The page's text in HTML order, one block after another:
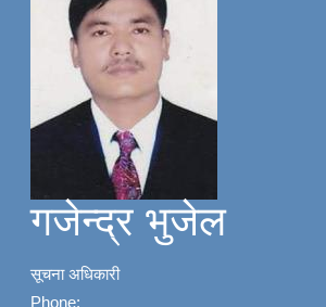
गजेन्द्र भुजेल
सूचना अधिकारी
Phone: